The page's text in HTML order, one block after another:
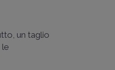
un taglio
le